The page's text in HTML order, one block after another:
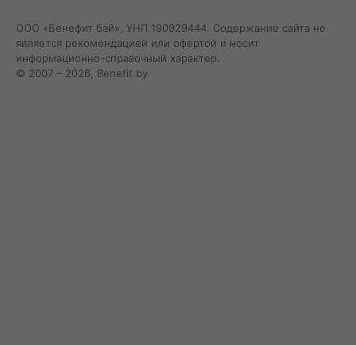
ООО «Бенефит бай», УНП 190929444. Содержание сайта не
является рекомендацией или офертой и носит
информационно-справочный характер.
© 2007 – 2026, Benefit.by